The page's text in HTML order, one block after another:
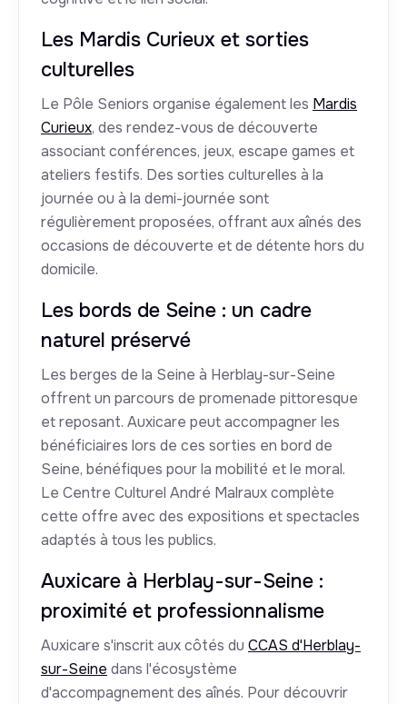
Les Mardis Curieux et sorties
culturelles
Le Pôle Seniors organise également les Mardis
Curieux, des rendez-vous de découverte
associant conférences, jeux, escape games et
ateliers festifs. Des sorties culturelles à la
journée ou à la demi-journée sont
régulièrement proposées, offrant aux aînés des
occasions de découverte et de détente hors du
domicile.
Les bords de Seine : un cadre
naturel préservé
Les berges de la Seine à Herblay-sur-Seine
offrent un parcours de promenade pittoresque
et reposant. Auxicare peut accompagner les
bénéficiaires lors de ces sorties en bord de
Seine, bénéfiques pour la mobilité et le moral.
Le Centre Culturel André Malraux complète
cette offre avec des expositions et spectacles
adaptés à tous les publics.
Auxicare à Herblay-sur-Seine :
proximité et professionnalisme
Auxicare s'inscrit aux côtés du CCAS d'Herblay-
sur-Seine dans l'écosystème
d'accompagnement des aînés. Pour découvrir